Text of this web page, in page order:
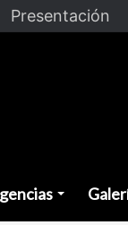
Presentación